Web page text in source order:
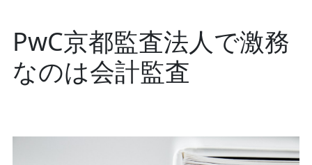
PwC京都監査法人で激務
なのは会計監査